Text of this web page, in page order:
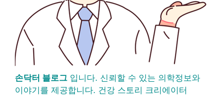
손닥터 블로그 입니다. 신뢰할 수 있는 의학정보와
이야기를 제공합니다. 건강 스토리 크리에이터